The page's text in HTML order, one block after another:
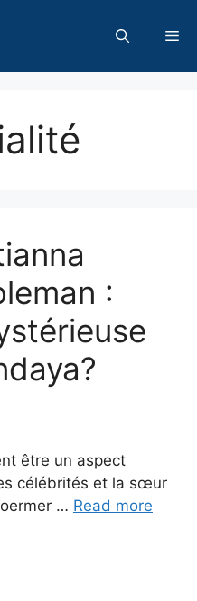
:
être un aspect
célébrités et la sœur
… Read more